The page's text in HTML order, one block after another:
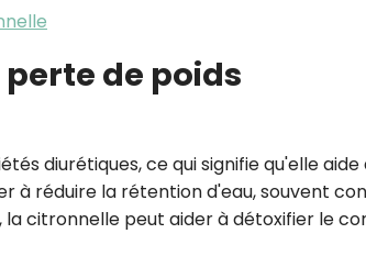
de poids
diurétiques, ce qui signifie qu'elle
à réduire la rétention d'eau, souvent
citronnelle peut aider à détoxifier le